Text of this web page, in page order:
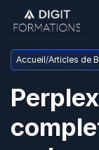
Accueil/Articles de